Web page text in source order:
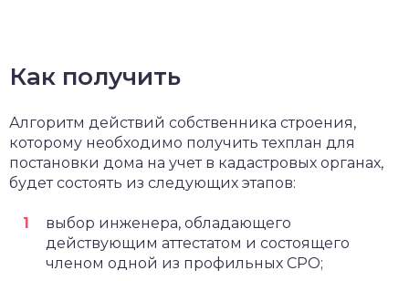
Как получить
Алгоритм действий собственника строения,
которому необходимо получить техплан для
постановки дома на учет в кадастровых органах,
будет состоять из следующих этапов:
выбор инженера, обладающего
действующим аттестатом и состоящего
членом одной из профильных СРО;